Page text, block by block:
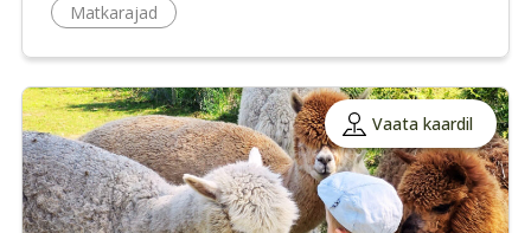
Matkarajad
Vaata kaardil